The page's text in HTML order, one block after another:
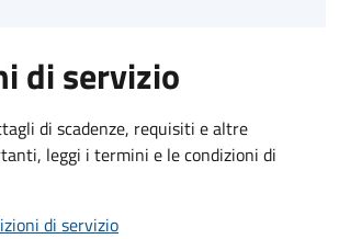
di servizio
di scadenze, requisiti e altre
leggi i termini e le condizioni di
di servizio